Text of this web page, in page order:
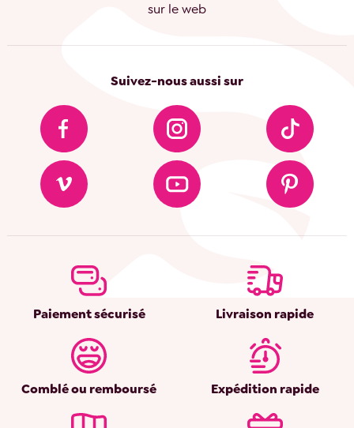
sur le web
Suivez-nous aussi sur
Paiement sécurisé Livraison rapide
Comblé ou remboursé Expédition rapide